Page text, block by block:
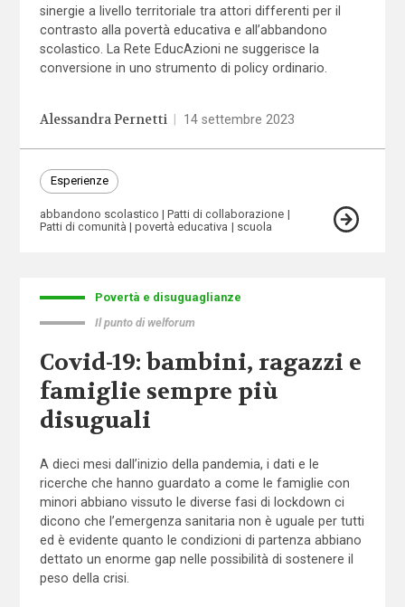
sinergie a livello territoriale tra attori differenti per il
contrasto alla povertà educativa e all’abbandono
scolastico. La Rete EducAzioni ne suggerisce la
conversione in uno strumento di policy ordinario.
Alessandra Pernetti 14 settembre 2023
Esperienze
abbandono scolastico
Patti di collaborazione
Patti di comunità
povertà educativa scuola
Povertà e disuguaglianze
Il punto di welforum
Covid-19: bambini, ragazzi e
famiglie sempre più
disuguali
A dieci mesi dall’inizio della pandemia, i dati e le
ricerche che hanno guardato a come le famiglie con
minori abbiano vissuto le diverse fasi di lockdown ci
dicono che l’emergenza sanitaria non è uguale per tutti
ed è evidente quanto le condizioni di partenza abbiano
dettato un enorme gap nelle possibilità di sostenere il
peso della crisi.